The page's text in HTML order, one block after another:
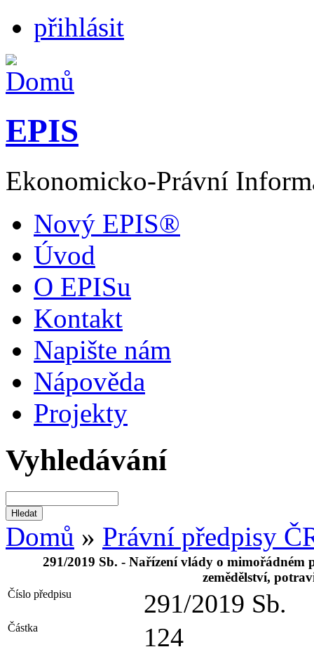
přihlásit
EPIS
Ekonomicko-Právní
Nový EPIS®
Úvod
O EPISu
Kontakt
Napište nám
Nápověda
Projekty
Vyhledávání
Domů » Právní předpisy
291/2019 Sb. - Nařízení vlády o
zemědělství,
Číslo předpisu 291/2019 Sb.
Částka 124